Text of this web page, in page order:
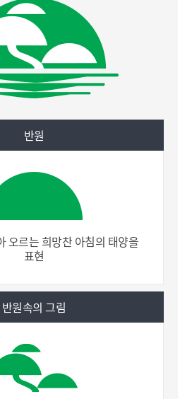
열기
열기
열기
열기
반원
오르는 희망찬 아침의 태양을
표현
반원속의 그림